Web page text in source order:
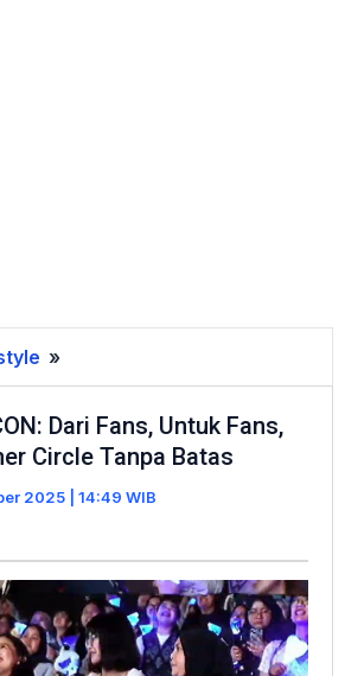
»
FANCON:
Dari
Fans,
Untuk
Bukti
Cinta
Inner
Circle
Dari Fans, Untuk Fans,
Circle Tanpa Batas
2025 | 14:49 WIB